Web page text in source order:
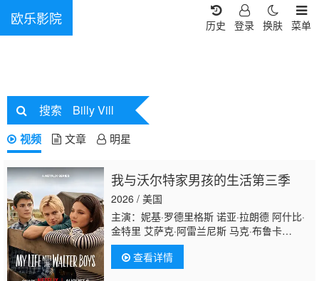
欧乐影院 菜单
换肤
登录
历史
搜索 Billy Vill
视频 文章 明星
我与沃尔特家男孩的生活第三季
2026 / 美国
主演：妮基·罗德里格斯 诺亚·拉朗德 阿什比·
金特里 艾萨克·阿雷兰尼斯 马克·布鲁卡
斯 Sally Cacic 柯瑞·福格尔玛尼斯 Lennix
James 艾琳·卡普拉克 约翰尼·林克 米娅·洛
韦 杰克·曼利 保罗·麦克吉莱恩 Naveen
查看详情